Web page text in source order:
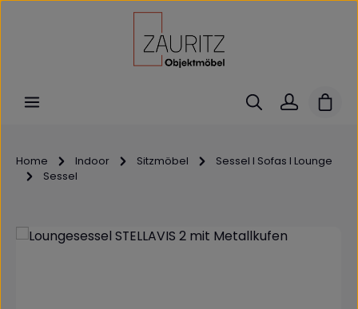
Zum Hauptinhalt springen
Home Indoor Sitzmöbel
Sessel I Sofas I Lounge
Sessel
Bildergalerie überspringen